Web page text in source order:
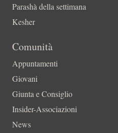
Parashà della settimana
Kesher
Comunità
Appuntamenti
Giovani
Giunta e Consiglio
Insider-Associazioni
News